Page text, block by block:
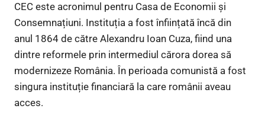
CEC este acronimul pentru Casa de Economii și
Consemnațiuni. Instituția a fost înființată încă din
anul 1864 de către Alexandru Ioan Cuza, fiind una
dintre reformele prin intermediul cărora dorea să
modernizeze România. În perioada comunistă a fost
singura instituție financiară la care românii aveau
acces.